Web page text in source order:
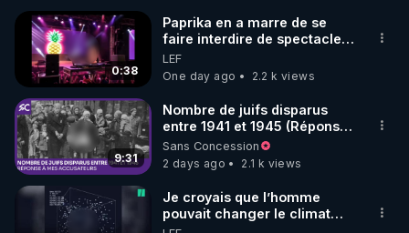
0:38
Paprika en a marre de se
faire interdire de spectacle.
Elle décide donc de devenir
DJ !
LEF
One day ago
2.2 k views
9:31
Nombre de juifs disparus
entre 1941 et 1945 (Réponse
à mes accusateurs)
Sans Concession
2 days ago
2.1 k views
Je croyais que l’homme
pouvait changer le climat
relevait du complotisme…